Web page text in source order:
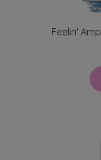
Feelin'